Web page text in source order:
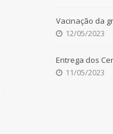
Vacinação da
12/05/2023
Entrega dos
11/05/2023